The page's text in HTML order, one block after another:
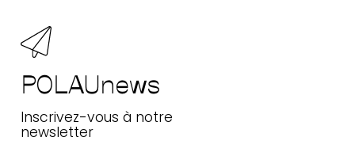
POLAUnews
Inscrivez-vous à notre
newsletter